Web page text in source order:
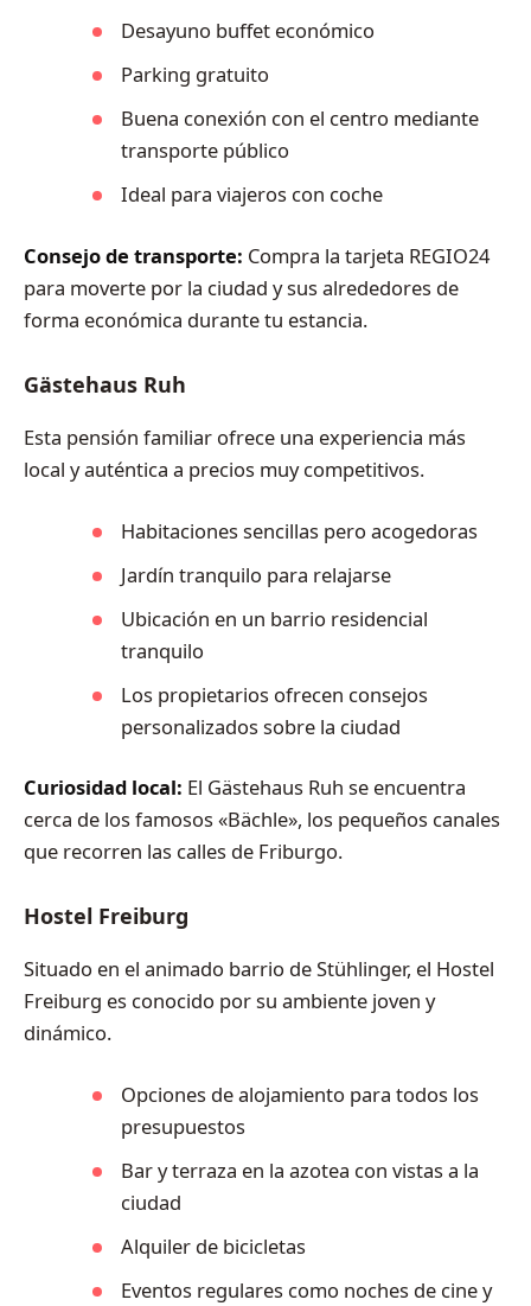
Desayuno buffet económico
Parking gratuito
Buena conexión con el centro mediante
transporte público
Ideal para viajeros con coche
Consejo de transporte: Compra la tarjeta REGIO24
para moverte por la ciudad y sus alrededores de
forma económica durante tu estancia.
Gästehaus Ruh
Esta pensión familiar ofrece una experiencia más
local y auténtica a precios muy competitivos.
Habitaciones sencillas pero acogedoras
Jardín tranquilo para relajarse
Ubicación en un barrio residencial
tranquilo
Los propietarios ofrecen consejos
personalizados sobre la ciudad
Curiosidad local: El Gästehaus Ruh se encuentra
cerca de los famosos «Bächle», los pequeños canales
que recorren las calles de Friburgo.
Hostel Freiburg
Situado en el animado barrio de Stühlinger, el Hostel
Freiburg es conocido por su ambiente joven y
dinámico.
Opciones de alojamiento para todos los
presupuestos
Bar y terraza en la azotea con vistas a la
ciudad
Alquiler de bicicletas
Eventos regulares como noches de cine y